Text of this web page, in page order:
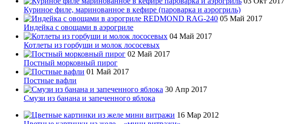
Куриное филе, маринованное в кефире (пароварка и аэрогриль)
05 Май 2017
Индейка с овощами в аэрогриле
04 Май 2017
Котлеты из горбуши и молок лососевых
02 Май 2017
Постный морковный пирог
01 Май 2017
Постные вафли
30 Апр 2017
Смузи из банана и запеченного яблока
16 Мар 2012